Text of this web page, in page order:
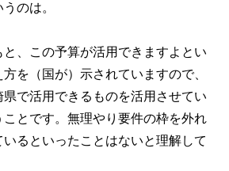
のは。
、この予算が活用できますよとい
を（国が）示されていますので、
で活用できるものを活用させてい
とです。無理やり要件の枠を外れ
るといったことはないと理解して